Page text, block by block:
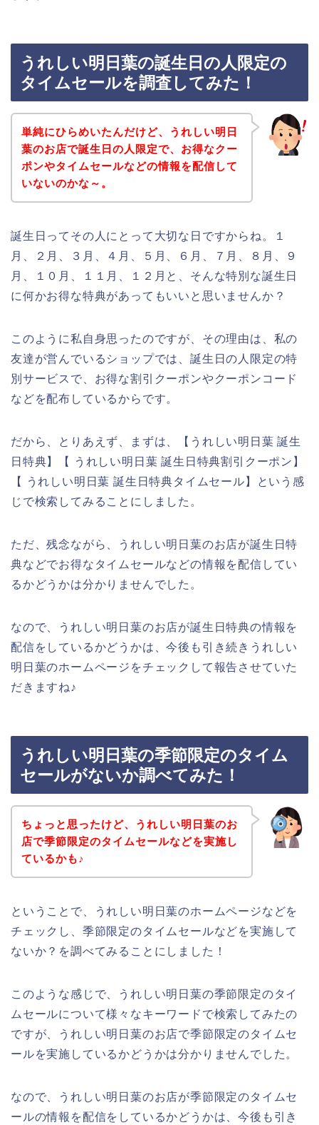
うれしい明日葉の誕生日の人限定の
タイムセールを調査してみた！
単純にひらめいたんだけど、うれしい明日
葉のお店で誕生日の人限定で、お得なクー
ポンやタイムセールなどの情報を配信して
いないのかな～。
誕生日ってその人にとって大切な日ですからね。１
月、２月、３月、４月、５月、６月、７月、８月、９
月、１０月、１１月、１２月と、そんな特別な誕生日
に何かお得な特典があってもいいと思いませんか？
このように私自身思ったのですが、その理由は、私の
友達が営んでいるショップでは、誕生日の人限定の特
別サービスで、お得な割引クーポンやクーポンコード
などを配布しているからです。
だから、とりあえず、まずは、【うれしい明日葉 誕生
日特典】【 うれしい明日葉 誕生日特典割引クーポン】
【 うれしい明日葉 誕生日特典タイムセール】という感
じで検索してみることにしました。
ただ、残念ながら、うれしい明日葉のお店が誕生日特
典などでお得なタイムセールなどの情報を配信してい
るかどうかは分かりませんでした。
なので、うれしい明日葉のお店が誕生日特典の情報を
配信をしているかどうかは、今後も引き続きうれしい
明日葉のホームページをチェックして報告させていた
だきますね♪
うれしい明日葉の季節限定のタイム
セールがないか調べてみた！
ちょっと思ったけど、うれしい明日葉のお
店で季節限定のタイムセールなどを実施し
ているかも♪
ということで、うれしい明日葉のホームページなどを
チェックし、季節限定のタイムセールなどを実施して
ないか？を調べてみることにしました！
このような感じで、うれしい明日葉の季節限定のタイ
ムセールについて様々なキーワードで検索してみたの
ですが、うれしい明日葉のお店で季節限定のタイムセ
ールを実施しているかどうかは分かりませんでした。
なので、うれしい明日葉のお店が季節限定のタイムセ
ールの情報を配信をしているかどうかは、今後も引き